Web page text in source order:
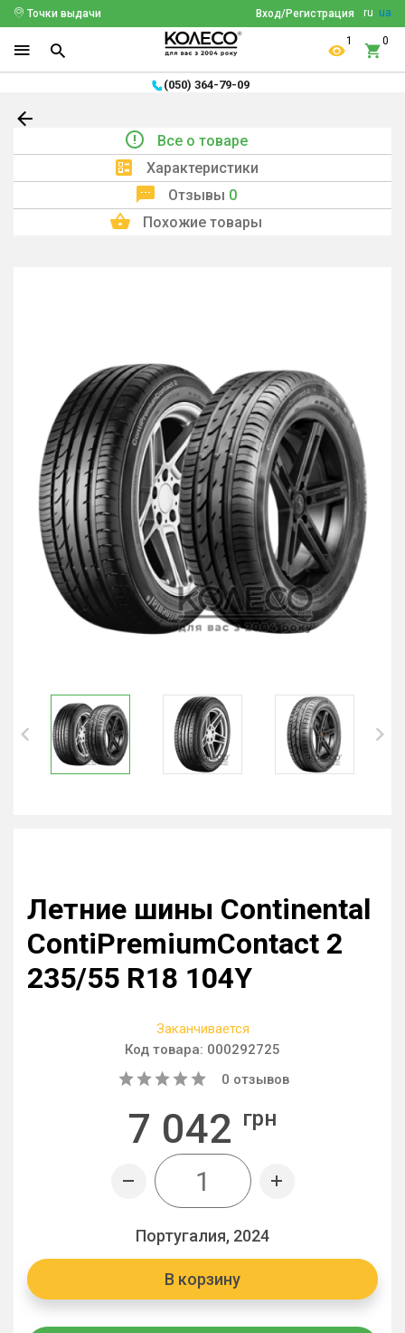
ru ua
Вход/Регистрация
Точки выдачи
1 0
(050) 364-79-09
Все о товаре
Характеристики
Отзывы 0
Похожие товары
Летние шины Continental
ContiPremiumContact 2
235/55 R18 104Y
Заканчивается
Код товара: 000292725
0 отзывов
7 042 грн
Португалия, 2024
В корзину